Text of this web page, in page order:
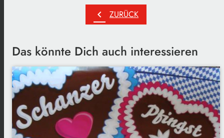
chevron_left ZURÜCK
Das könnte Dich auch interessieren